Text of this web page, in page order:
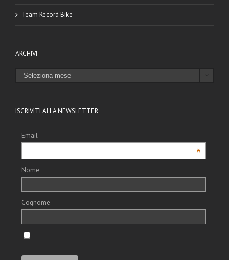
Team Record Bike
ARCHIVI
ARCHIVI
ISCRIVITI ALLA NEWSLETTER
Email
*
Nome
Cognome